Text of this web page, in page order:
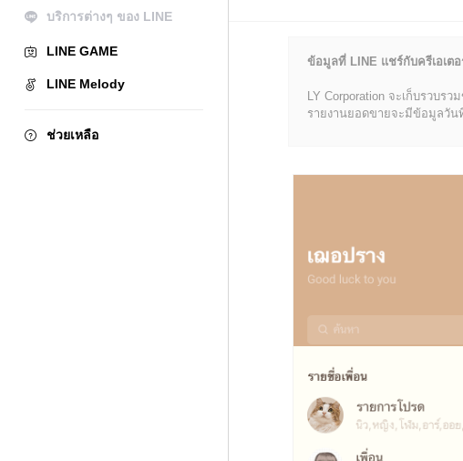
บริการต่างๆ ของ LINE
LINE GAME
LINE Melody
ช่วยเหลือ
ข้อมูลที่ LINE แชร์กับครีเอเตอ
LY Corporation จะเก็บรวบร
รายงานยอดขายจะมีข้อมูลวั